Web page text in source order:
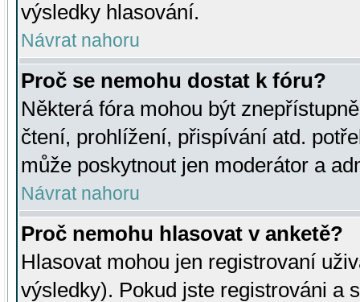
výsledky hlasování.
Návrat nahoru
Proč se nemohu dostat k fóru?
Některá fóra mohou být
čtení, prohlížení, přispívání atd.
může poskytnout jen moderátor a
Návrat nahoru
Proč nemohu hlasovat v anketě?
Hlasovat mohou jen registrovaní
výsledky). Pokud jste registrováni a